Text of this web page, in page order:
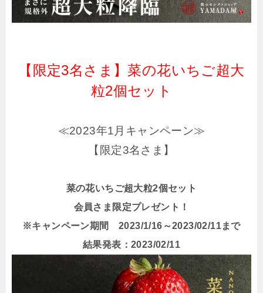
【限定3名さま】菜の花いちご超大
粒2個セット
≪2023年1月キャンペーン≫
【限定3名さま】
菜の花いちご超大粒2個セット
会員さま限定プレゼント！
※キャンペーン期間 2023/1/16～2023/02/11まで
結果発表：2023/02/11